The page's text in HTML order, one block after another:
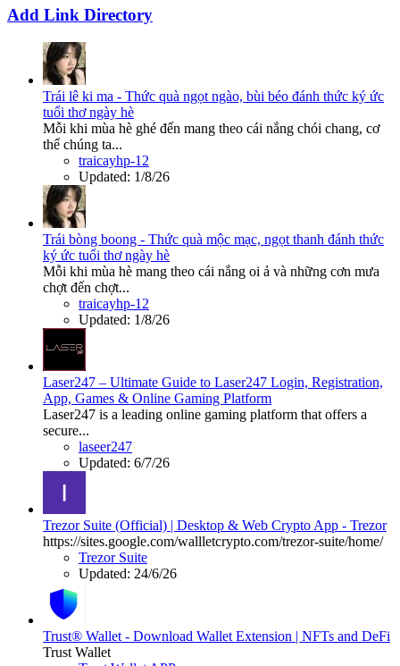
Add Link Directory
Trái lê ki ma - Thức quà ngọt ngào, bùi béo đánh thức ký ức
tuổi thơ ngày hè
Mỗi khi mùa hè ghé đến mang theo cái nắng chói chang, cơ
thể chúng ta...
traicayhp-12
Updated: 1/8/26
Trái bòng boong - Thức quà mộc mạc, ngọt thanh đánh thức
ký ức tuổi thơ ngày hè
Mỗi khi mùa hè mang theo cái nắng oi ả và những cơn mưa
chợt đến chợt...
traicayhp-12
Updated: 1/8/26
Laser247 – Ultimate Guide to Laser247 Login, Registration,
App, Games & Online Gaming Platform
Laser247 is a leading online gaming platform that offers a
secure...
laseer247
Updated: 6/7/26
Trezor Suite (Official) | Desktop & Web Crypto App - Trezor
https://sites.google.com/wallletcrypto.com/trezor-suite/home/
Trezor Suite
Updated: 24/6/26
Trust® Wallet - Download Wallet Extension | NFTs and DeFi
Trust Wallet